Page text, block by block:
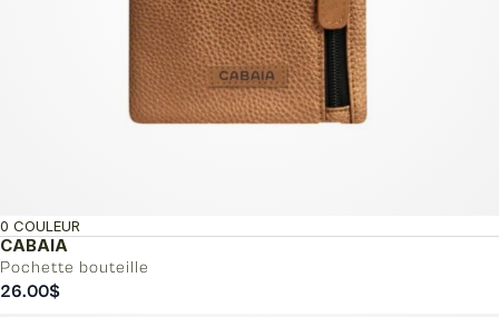
CABAIA
Pochette bouteille
0 COULEUR
26.00$